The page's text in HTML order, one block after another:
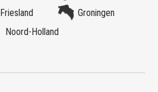
Friesland
Groningen
Noord-Holland